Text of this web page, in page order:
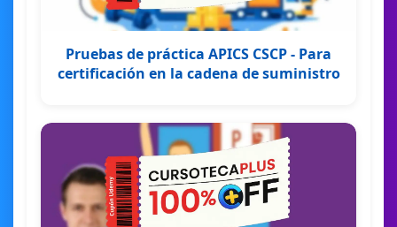
Pruebas de práctica APICS CSCP - Para
certificación en la cadena de suministro